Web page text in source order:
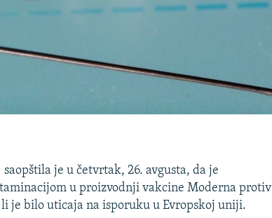
je u četvrtak, 26. avgusta, da je
u proizvodnji vakcine Moderna protiv
je bilo uticaja na isporuku u Evropskoj uniji.